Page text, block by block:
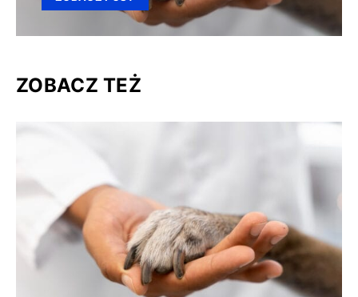
ZOBACZ TEŻ